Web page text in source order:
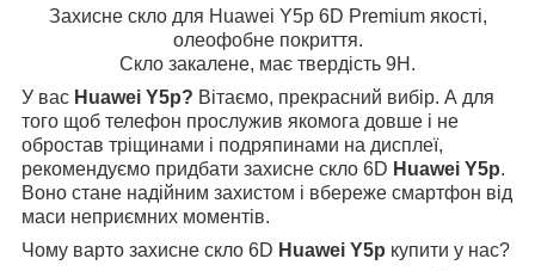
Захисне скло для Huawei Y5p 6D Premium якості,
олеофобне покриття.
Скло закалене, має твердість 9Н.
У вас Huawei Y5p? Вітаємо, прекрасний вибір. А для
того щоб телефон прослужив якомога довше і не
обростав тріщинами і подряпинами на дисплеї,
рекомендуємо придбати захисне скло 6D Huawei Y5p.
Воно стане надійним захистом і вбереже смартфон від
маси неприємних моментів.
Чому варто захисне скло 6D Huawei Y5p купити у нас?